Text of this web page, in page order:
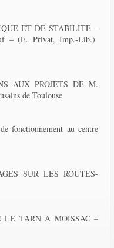
ET DE STABILITE –
– (E. Privat, Imp.-Lib.)
AUX PROJETS DE M.
de Toulouse
fonctionnement au centre
SUR LES ROUTES-
LE TARN A MOISSAC –